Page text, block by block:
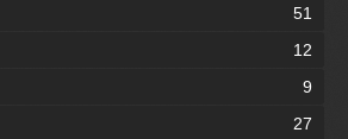
51
12
9
27